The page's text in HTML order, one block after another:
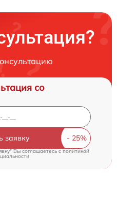
со
заявку
Вы соглашаетесь cполитикой